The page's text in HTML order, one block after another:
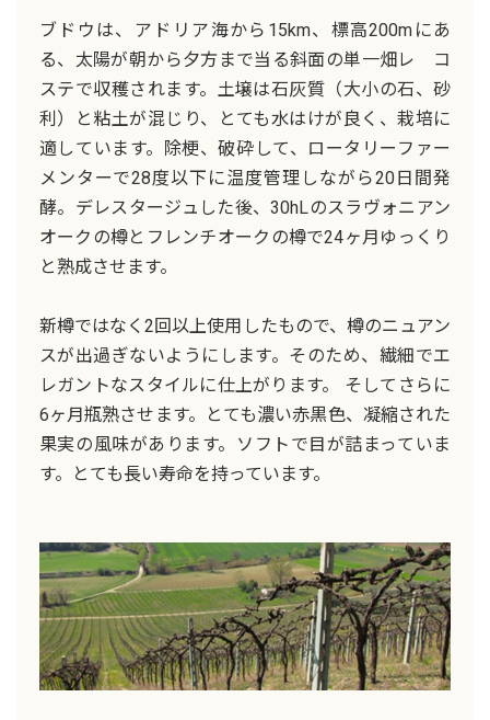
ブドウは、アドリア海から15km、標高200mにあ
る、太陽が朝から夕方まで当る斜面の単一畑レ コ
ステで収穫されます。土壌は石灰質（大小の石、砂
利）と粘土が混じり、とても水はけが良く、栽培に
適しています。除梗、破砕して、ロータリーファー
メンターで28度以下に温度管理しながら20日間発
酵。デレスタージュした後、30hLのスラヴォニアン
オークの樽とフレンチオークの樽で24ヶ月ゆっくり
と熟成させます。
新樽ではなく2回以上使用したもので、樽のニュアン
スが出過ぎないようにします。そのため、繊細でエ
レガントなスタイルに仕上がります。 そしてさらに
6ヶ月瓶熟させます。とても濃い赤黒色、凝縮された
果実の風味があります。ソフトで目が詰まっていま
す。とても長い寿命を持っています。